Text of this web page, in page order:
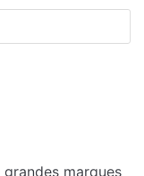
marques